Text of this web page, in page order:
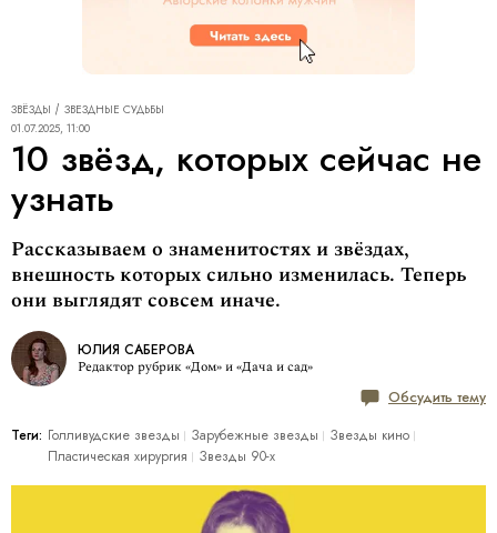
ЗВЁЗДЫ
ЗВЕЗДНЫЕ СУДЬБЫ
01.07.2025, 11:00
10 звёзд, которых сейчас не
узнать
Рассказываем о знаменитостях и звёздах,
внешность которых сильно изменилась. Теперь
они выглядят совсем иначе.
ЮЛИЯ САБЕРОВА
Редактор рубрик «Дом» и «Дача и сад»
Обсудить тему
Теги: Голливудские звезды Зарубежные звезды
Звезды кино
Пластическая хирургия
Звезды 90-х